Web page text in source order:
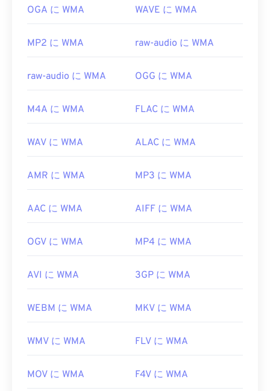
、 Google Android
Windows Phone/Windows 10
Mobile 向けのバージョンがそれぞれ用意されている
初回リリース: 1999
https://en.wikipedia.org/wiki/Windows_Media_Audio
us/windows/desktop/medfound/windows-media-
OGA に WMA WAVE に WMA
MP2 に WMA raw-audio に WMA
raw-audio に WMA OGG に WMA
M4A に WMA FLAC に WMA
WAV に WMA ALAC に WMA
AMR に WMA MP3 に WMA
AAC に WMA AIFF に WMA
OGV に WMA MP4 に WMA
AVI に WMA 3GP に WMA
WEBM に WMA MKV に WMA
WMV に WMA FLV に WMA
MOV に WMA F4V に WMA